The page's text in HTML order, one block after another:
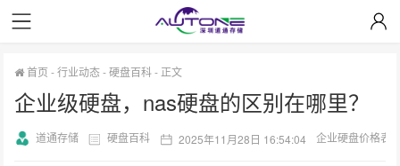
首页 -行业动态-硬盘百科- 正文
企业级硬盘，nas硬盘的区别在哪里？
道通存储 硬盘百科 2025年11月28日 16:54:04 企业硬盘价格表